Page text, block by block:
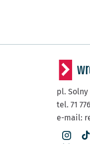
pl. Solny
tel. 71
e-mail: